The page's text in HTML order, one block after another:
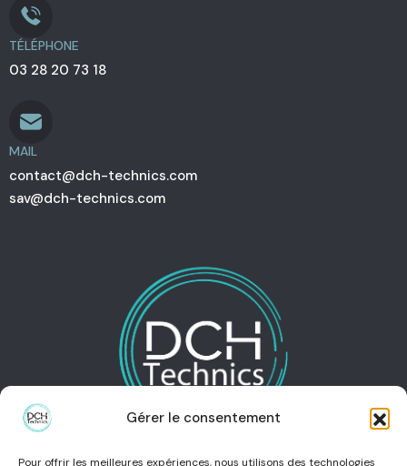
Gérer le consentement
Pour offrir les meilleures expériences, nous utilisons des technologies
TÉLÉPHONE
03 28 20 73 18
MAIL
contact@dch-technics.com
sav@dch-technics.com